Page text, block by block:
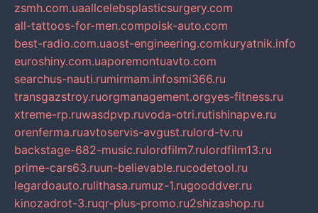
zsmh.com.uaallcelebsplasticsurgery.com
all-tattoos-for-men.compoisk-auto.com
best-radio.com.uaost-engineering.comkuryatnik.info
euroshiny.com.uaporemontuavto.com
searchus-nauti.rumirmam.infosmi366.ru
transgazstroy.ruorgmanagement.orgyes-fitness.ru
xtreme-rp.ruwasdpvp.ruvoda-otri.rutishinapve.ru
orenferma.ruavtoservis-avgust.rulord-tv.ru
backstage-682-music.rulordfilm7.rulordfilm13.ru
prime-cars63.ruun-believable.rucodetool.ru
legardoauto.rulithasa.rumuz-1.rugooddver.ru
kinozadrot-3.ruqr-plus-promo.ru2shizashop.ru